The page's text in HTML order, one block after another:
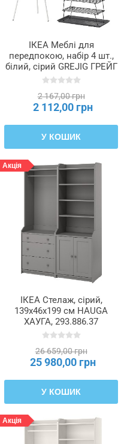
ІКЕА Меблі для
передпокою, набір 4 шт.,
білий, сірий GREJIG ГРЕЙГ
/ EKRAR ЕКРАР, 596.467.48
2 167,00 грн
2 112,00 грн
У КОШИК
Акція
ІКЕА Стелаж, сірий,
139x46x199 см HAUGA
ХАУГА, 293.886.37
26 659,00 грн
25 980,00 грн
У КОШИК
Акція